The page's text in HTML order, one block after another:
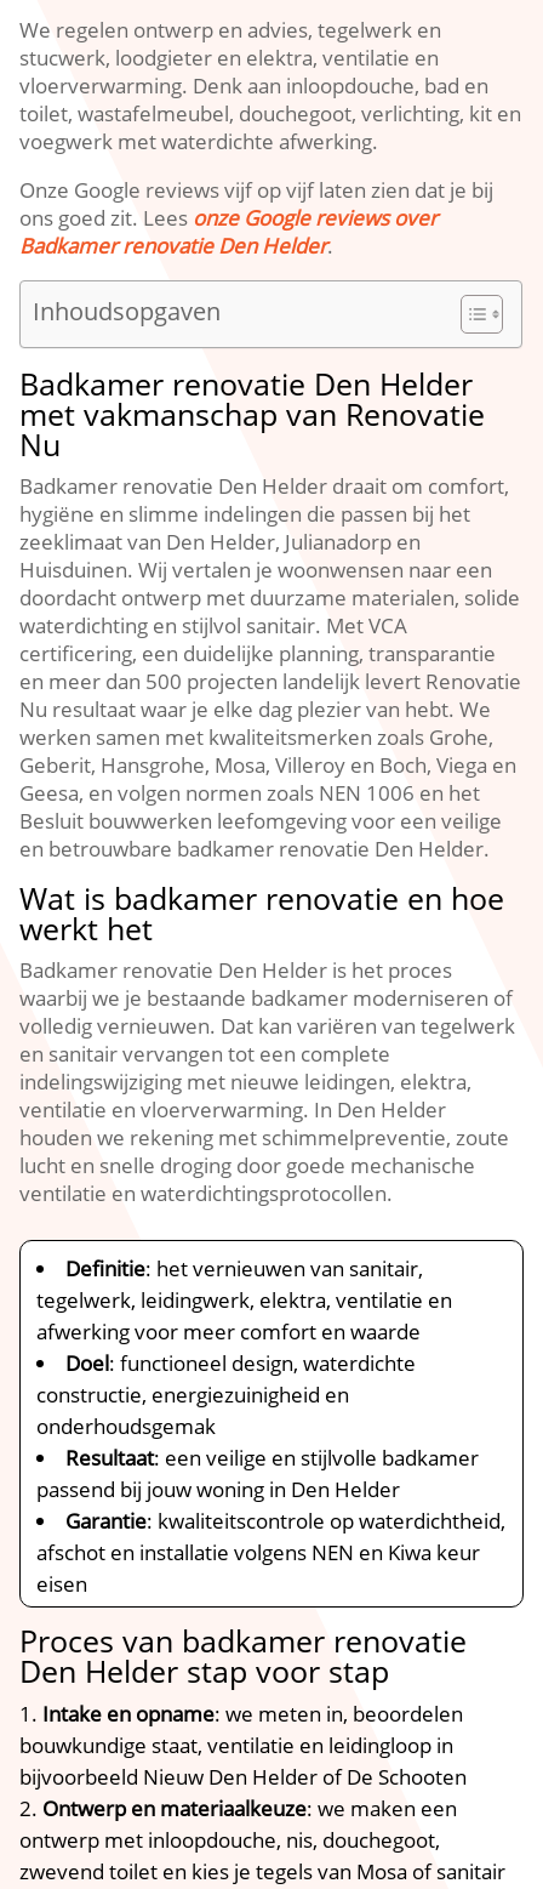
We regelen ontwerp en advies, tegelwerk en
stucwerk, loodgieter en elektra, ventilatie en
vloerverwarming.​ Denk aan inloopdouche, bad en
toilet, wastafelmeubel, douchegoot, verlichting, kit en
voegwerk met waterdichte afwerking.​
Onze Google reviews vijf op vijf laten zien dat je bij
ons goed zit.​ Lees onze Google reviews over
Badkamer renovatie Den Helder.​
Inhoudsopgaven
Badkamer renovatie Den Helder
met vakmanschap van Renovatie
Nu
Badkamer renovatie Den Helder draait om comfort,
hygiëne en slimme indelingen die passen bij het
zeeklimaat van Den Helder, Julianadorp en
Huisduinen.​ Wij vertalen je woonwensen naar een
doordacht ontwerp met duurzame materialen, solide
waterdichting en stijlvol sanitair.​ Met VCA
certificering, een duidelijke planning, transparantie
en meer dan 500 projecten landelijk levert Renovatie
Nu resultaat waar je elke dag plezier van hebt.​ We
werken samen met kwaliteitsmerken zoals Grohe,
Geberit, Hansgrohe, Mosa, Villeroy en Boch, Viega en
Geesa, en volgen normen zoals NEN 1006 en het
Besluit bouwwerken leefomgeving voor een veilige
en betrouwbare badkamer renovatie Den Helder.​
Wat is badkamer renovatie en hoe
werkt het
Badkamer renovatie Den Helder is het proces
waarbij we je bestaande badkamer moderniseren of
volledig vernieuwen.​ Dat kan variëren van tegelwerk
en sanitair vervangen tot een complete
indelingswijziging met nieuwe leidingen, elektra,
ventilatie en vloerverwarming.​ In Den Helder
houden we rekening met schimmelpreventie, zoute
lucht en snelle droging door goede mechanische
ventilatie en waterdichtingsprotocollen.​
Definitie: het vernieuwen van sanitair,
tegelwerk, leidingwerk, elektra, ventilatie en
afwerking voor meer comfort en waarde
Doel: functioneel design, waterdichte
constructie, energiezuinigheid en
onderhoudsgemak
Resultaat: een veilige en stijlvolle badkamer
passend bij jouw woning in Den Helder
Garantie: kwaliteitscontrole op waterdichtheid,
afschot en installatie volgens NEN en Kiwa keur
eisen
Proces van badkamer renovatie
Den Helder stap voor stap
Intake en opname: we meten in, beoordelen
bouwkundige staat, ventilatie en leidingloop in
bijvoorbeeld Nieuw Den Helder of De Schooten
Ontwerp en materiaalkeuze: we maken een
ontwerp met inloopdouche, nis, douchegoot,
zwevend toilet en kies je tegels van Mosa of sanitair